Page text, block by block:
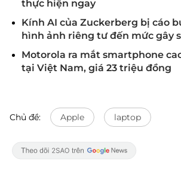
thực hiện ngay
Kính AI của Zuckerberg bị cáo
hình ảnh riêng tư đến mức gây
Motorola ra mắt smartphone
tại Việt Nam, giá 23 triệu đồng
Chủ đề: Apple laptop